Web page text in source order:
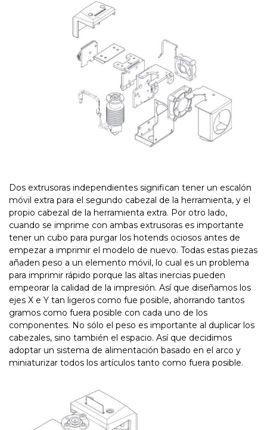
Dos extrusoras independientes significan tener un escalón
móvil extra para el segundo cabezal de la herramienta, y el
propio cabezal de la herramienta extra. Por otro lado,
cuando se imprime con ambas extrusoras es importante
tener un cubo para purgar los hotends ociosos antes de
empezar a imprimir el modelo de nuevo. Todas estas piezas
añaden peso a un elemento móvil, lo cual es un problema
para imprimir rápido porque las altas inercias pueden
empeorar la calidad de la impresión. Así que diseñamos los
ejes X e Y tan ligeros como fue posible, ahorrando tantos
gramos como fuera posible con cada uno de los
componentes. No sólo el peso es importante al duplicar los
cabezales, sino también el espacio. Así que decidimos
adoptar un sistema de alimentación basado en el arco y
miniaturizar todos los artículos tanto como fuera posible.